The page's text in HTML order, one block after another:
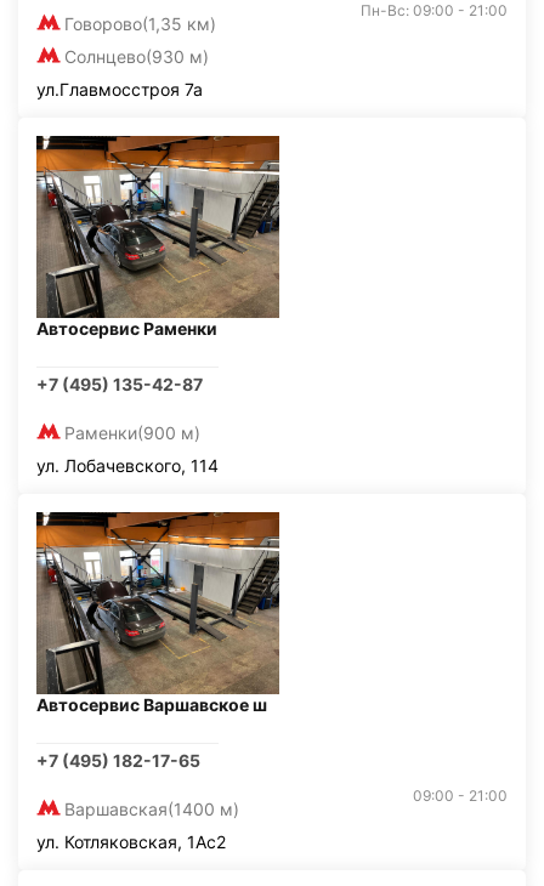
Говорово(1,35 км)
Солнцево(930 м)
Пн-Вс: 09:00 - 21:00
ул.Главмосстроя 7а
Автосервис Раменки
+7 (495) 135-42-87
Раменки(900 м)
ул. Лобачевского, 114
Автосервис Варшавское ш
+7 (495) 182-17-65
Варшавская(1400 м)
09:00 - 21:00
ул. Котляковская, 1Ас2